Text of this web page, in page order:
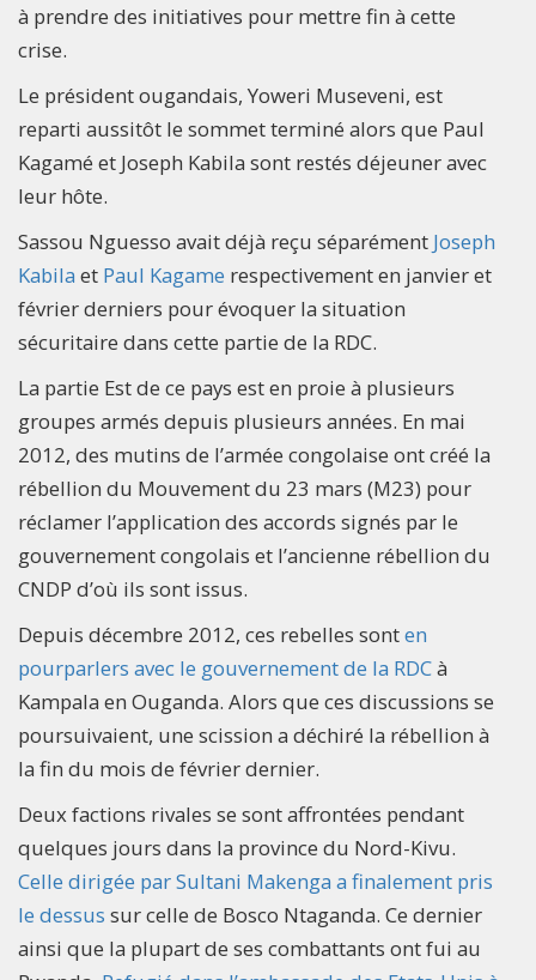
à prendre des initiatives pour mettre fin à cette
crise.
Le président ougandais, Yoweri Museveni, est
reparti aussitôt le sommet terminé alors que Paul
Kagamé et Joseph Kabila sont restés déjeuner avec
leur hôte.
Sassou Nguesso avait déjà reçu séparément Joseph
Kabila et Paul Kagame respectivement en janvier et
février derniers pour évoquer la situation
sécuritaire dans cette partie de la RDC.
La partie Est de ce pays est en proie à plusieurs
groupes armés depuis plusieurs années. En mai
2012, des mutins de l’armée congolaise ont créé la
rébellion du Mouvement du 23 mars (M23) pour
réclamer l’application des accords signés par le
gouvernement congolais et l’ancienne rébellion du
CNDP d’où ils sont issus.
Depuis décembre 2012, ces rebelles sonten
pourparlers avec le gouvernement de la RDCà
Kampala en Ouganda. Alors que ces discussions se
poursuivaient, une scission a déchiré la rébellion à
la fin du mois de février dernier.
Deux factions rivales se sont affrontées pendant
quelques jours dans la province du Nord-Kivu.
Celle dirigée par Sultani Makenga a finalement pris
le dessus sur celle de Bosco Ntaganda. Ce dernier
ainsi que la plupart de ses combattants ont fui au